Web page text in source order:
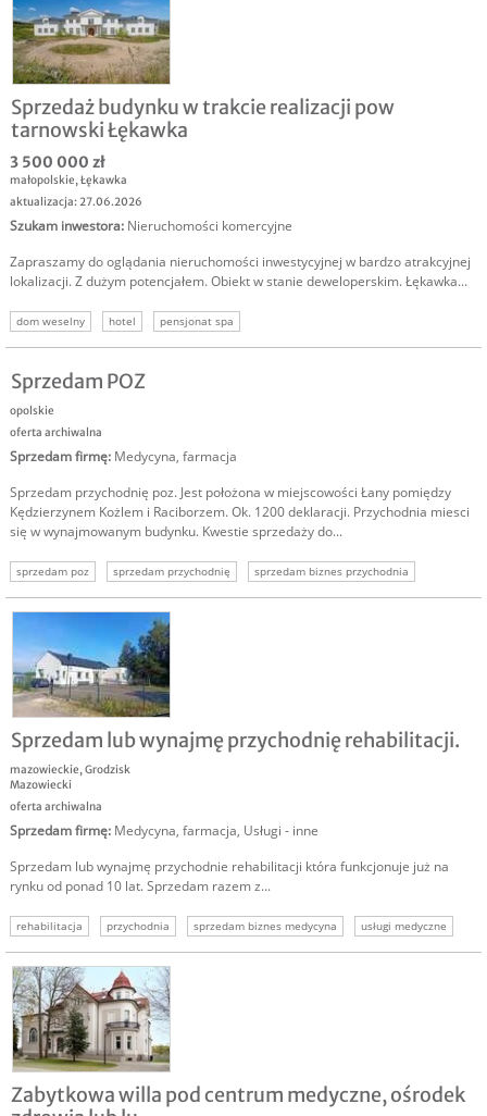
Sprzedaż budynku w trakcie realizacji pow
tarnowski Łękawka
3 500 000 zł
małopolskie,Łękawka
aktualizacja: 27.06.2026
Szukam inwestora: Nieruchomości komercyjne
Zapraszamy do oglądania nieruchomości inwestycyjnej w bardzo atrakcyjnej
lokalizacji. Z dużym potencjałem. Obiekt w stanie deweloperskim. Łękawka...
dom weselny hotel pensjonat spa
Sprzedam POZ
opolskie
oferta archiwalna
Sprzedam firmę: Medycyna, farmacja
Sprzedam przychodnię poz. Jest położona w miejscowości Łany pomiędzy
Kędzierzynem Kożlem i Raciborzem. Ok. 1200 deklaracji. Przychodnia miesci
się w wynajmowanym budynku. Kwestie sprzedaży do...
sprzedam poz sprzedam przychodnię
sprzedam biznes przychodnia
sprzedam firmę przychodnia
usługi medyczne
Sprzedam lub wynajmę przychodnię rehabilitacji.
mazowieckie,Grodzisk
Mazowiecki
oferta archiwalna
Sprzedam firmę: Medycyna, farmacja, Usługi - inne
Sprzedam lub wynajmę przychodnie rehabilitacji która funkcjonuje już na
rynku od ponad 10 lat. Sprzedam razem z...
rehabilitacja przychodnia sprzedam biznes medycyna usługi medyczne
Zabytkowa willa pod centrum medyczne, ośrodek